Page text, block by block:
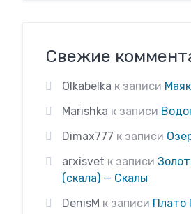
Свежие
Olkabelka к записи
Marishka к записи
Dimax777 к записи
arxisvet к записи
(скала) — Скалы
DenisM к записи Плато